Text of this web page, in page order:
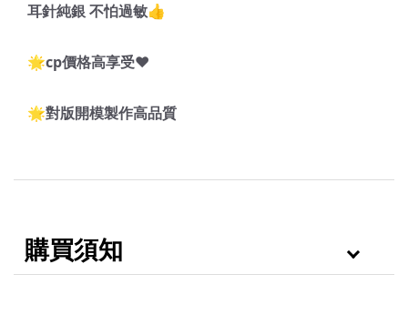
耳針純銀 不怕過敏👍
🌟cp價格高享受❤️
🌟對版開模製作高品質
購買須知